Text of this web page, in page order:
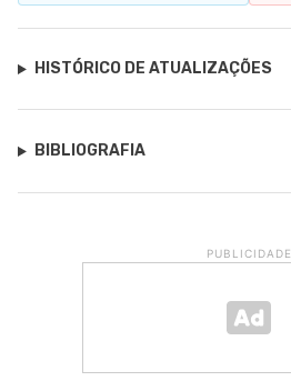
HISTÓRICO DE ATUALIZAÇÕES
BIBLIOGRAFIA
PUBLICIDADE